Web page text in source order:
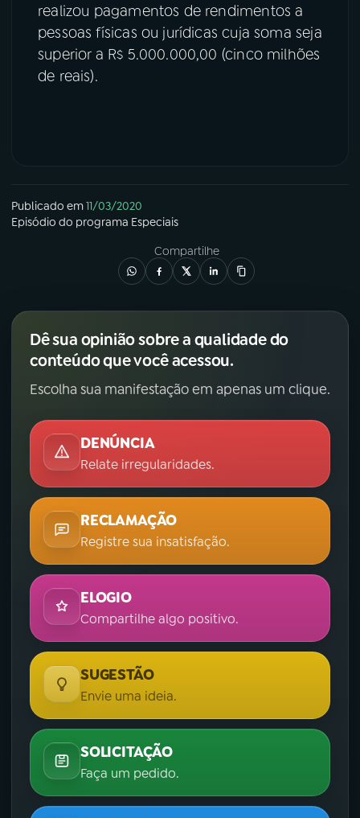
realizou pagamentos de rendimentos a
pessoas físicas ou jurídicas cuja soma seja
superior a R$ 5.000.000,00 (cinco milhões
de reais).
Publicado em11/03/2020
Episódio do programa Especiais
Compartilhe
Dê sua opinião sobre a qualidade do
conteúdo que você acessou.
Escolha sua manifestação em apenas um clique.
DENÚNCIA
Relate irregularidades.
RECLAMAÇÃO
Registre sua insatisfação.
ELOGIO
Compartilhe algo positivo.
SUGESTÃO
Envie uma ideia.
SOLICITAÇÃO
Faça um pedido.